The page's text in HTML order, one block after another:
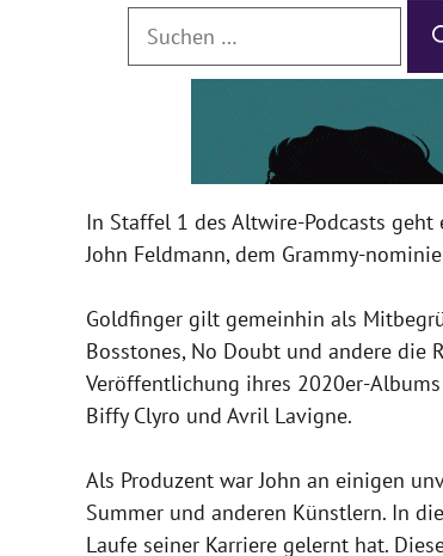
In Staffel 1 des Altwire-Podcasts
John Feldmann, dem Grammy-
Goldfinger gilt gemeinhin als
Bosstones, No Doubt und andere die
Veröffentlichung ihres 2020er-
Biffy Clyro und Avril Lavigne.
Als Produzent war John an einigen
Summer und anderen Künstlern. In
Laufe seiner Karriere gelernt hat.